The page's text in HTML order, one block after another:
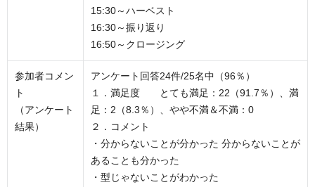
15:30～ハーベスト
16:30～振り返り
16:50～クロージング
参加者コメン
ト
（アンケート
結果）
アンケート回答24件/25名中（96％）
１．満足度 とても満足：22（91.7％）、満
足：2（8.3％）、やや不満＆不満：0
２．コメント
・分からないことが分かった 分からないことが
あることも分かった
・型じゃないことがわかった